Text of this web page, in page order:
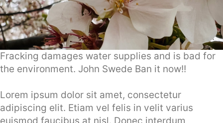
Fracking damages water supplies and is bad for
the environment. John Swede Ban it now!!
Lorem ipsum dolor sit amet, consectetur
adipiscing elit. Etiam vel felis in velit varius